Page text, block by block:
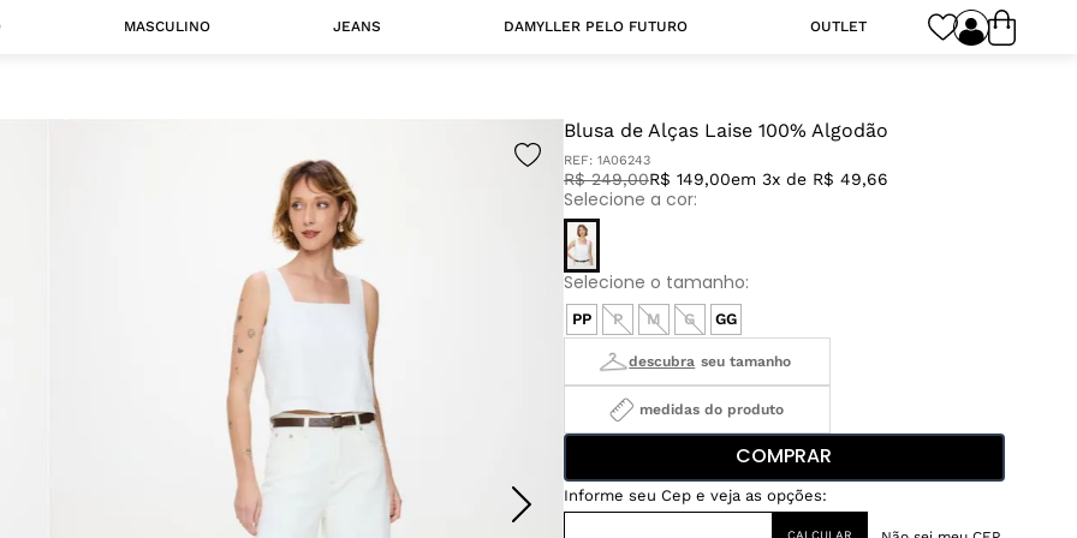
MASCULINO JEANS DAMYLLER PELO FUTURO OUTLET
Blusa de Alças Laise 100% Algodão
REF: 1A06243
R$ 249,00R$ 149,00em 3x de R$ 49,66
PP P M G GG
medidas do produto
COMPRAR